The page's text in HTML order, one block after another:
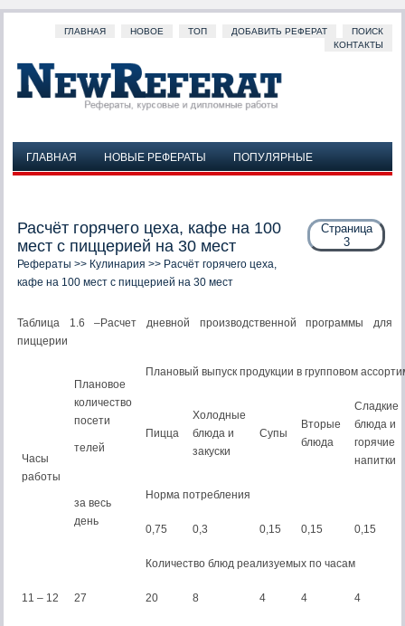
ГЛАВНАЯ НОВОЕ ТОП ДОБАВИТЬ РЕФЕРАТ
ПОИСК
КОНТАКТЫ
ГЛАВНАЯ НОВЫЕ РЕФЕРАТЫ
ПОПУЛЯРНЫЕ
Страница
3
Расчёт горячего цеха, кафе на 100
мест с пиццерией на 30 мест
Рефераты >> Кулинария >> Расчёт горячего цеха,
кафе на 100 мест с пиццерией на 30 мест
Таблица 1.6 –Расчет дневной производственной программы для
пиццерии
Часы
работы
Плановое
количество
посети
телей
Плановый выпуск продукции в групповом
Пицца
Холодные
блюда и
закуски
Супы
Вторые
блюда
Сладкие
блюда и
горячие
напитки
за весь
день
Норма потребления
0,75 0,3 0,15 0,15 0,15
Количество блюд реализуемых по часам
11 – 12 27 20 8 4 4 4